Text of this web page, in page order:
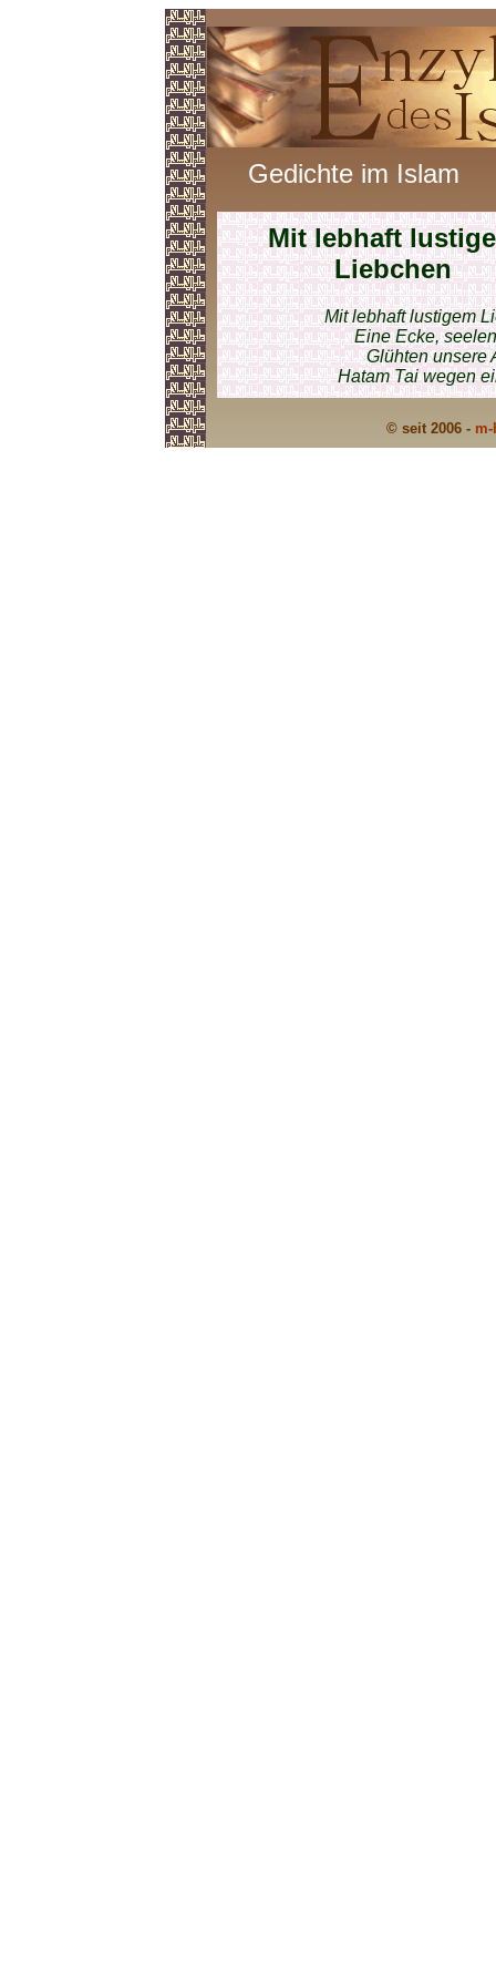
Gedichte im Islam
Mit lebhaft
Liebchen
Mit lebhaft lustigem
Eine Ecke,
Glühten unsere
Hatam Tai wegen
© seit 2006 -